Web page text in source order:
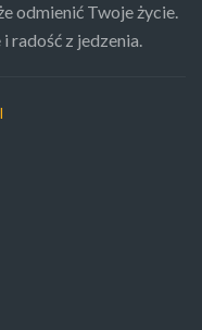
odmienić Twoje życie.
radość z jedzenia.